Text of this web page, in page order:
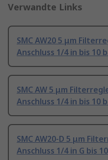
Verwandte Links
SMC AW20 5 μm
Anschluss 1/4 in bis 10
SMC AW 5 μm
Anschluss 1/4 in bis 10
SMC AW20-D 5 μm
Anschluss 1/4 in G bis